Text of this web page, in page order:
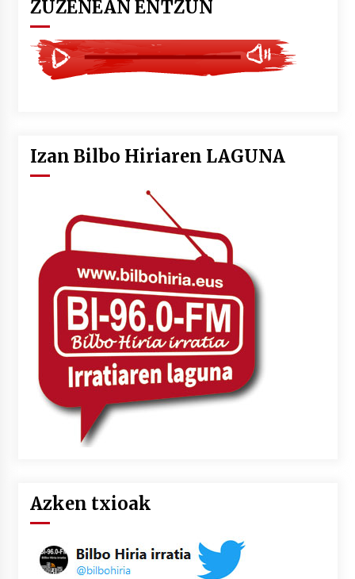
ZUZENEAN ENTZUN
Izan Bilbo Hiriaren LAGUNA
Azken txioak